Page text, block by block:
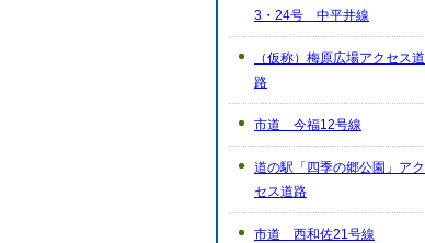
3・24号 中平井線
（仮称）梅原広場アクセス道
路
市道 今福12号線
道の駅「四季の郷公園」アク
セス道路
市道 西和佐21号線